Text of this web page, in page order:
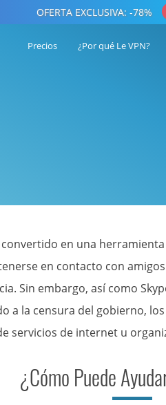
Precios ¿Por qué Le VPN?
convertido en una
en contacto con
Sin embargo, así como
a la censura del gobierno,
servicios de internet u
¿Cómo Puede